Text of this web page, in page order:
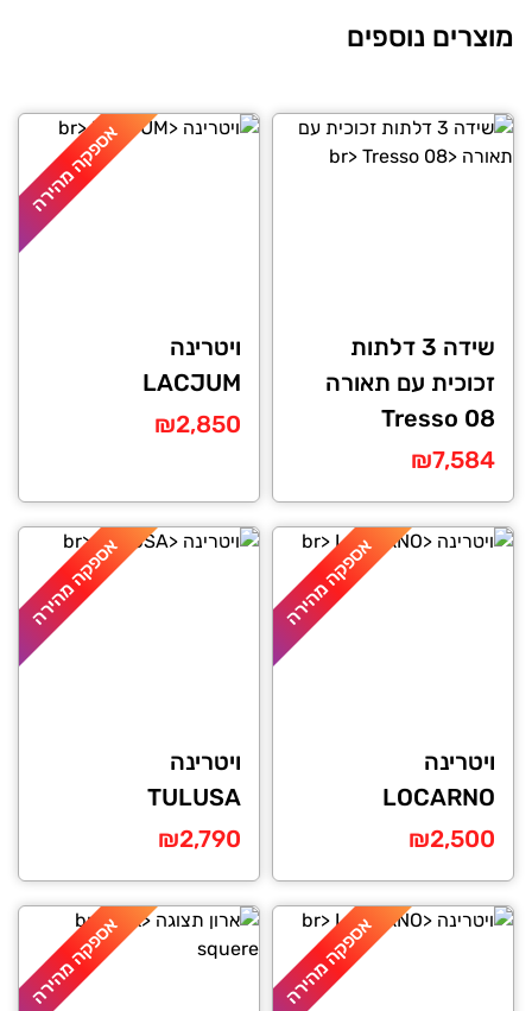
מוצרים נוספים
שידה 3 דלתות
זכוכית עם תאורה
Tresso 08
₪7,584
אספקה מהירה
ויטרינה
LACJUM
₪2,850
אספקה מהירה
ויטרינה
LOCARNO
₪2,500
אספקה מהירה
ויטרינה
TULUSA
₪2,790
אספקה מהירה אספקה מהירה